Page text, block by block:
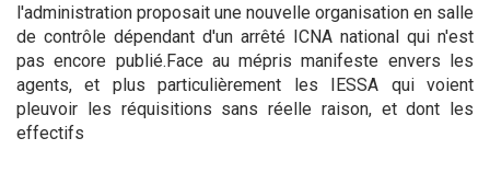
l'administration proposait une nouvelle organisation en salle
de contrôle dépendant d'un arrêté ICNA national qui n'est
pas encore publié.Face au mépris manifeste envers les
agents, et plus particulièrement les IESSA qui voient
pleuvoir les réquisitions sans réelle raison, et dont les
effectifs